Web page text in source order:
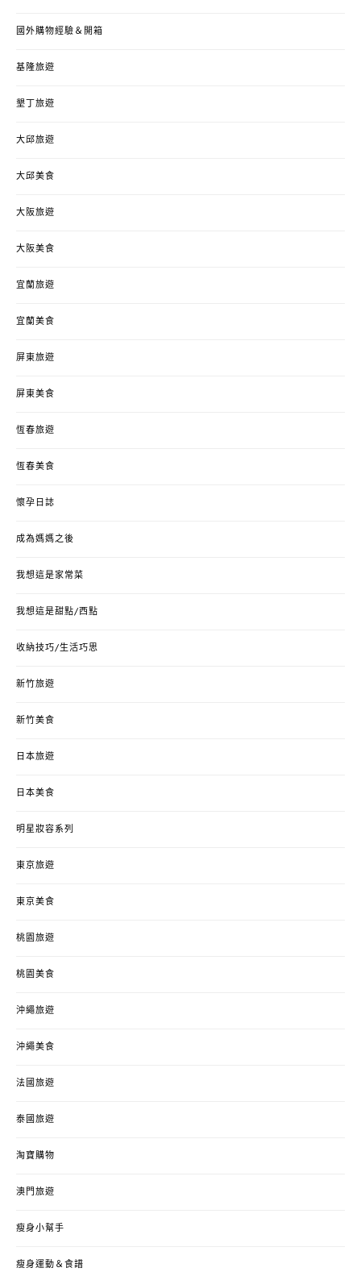
國外購物經驗＆開箱
基隆旅遊
墾丁旅遊
大邱旅遊
大邱美食
大阪旅遊
大阪美食
宜蘭旅遊
宜蘭美食
屏東旅遊
屏東美食
恆春旅遊
恆春美食
懷孕日誌
成為媽媽之後
我想這是家常菜
我想這是甜點/西點
收納技巧/生活巧思
新竹旅遊
新竹美食
日本旅遊
日本美食
明星妝容系列
東京旅遊
東京美食
桃園旅遊
桃園美食
沖繩旅遊
沖繩美食
法國旅遊
泰國旅遊
淘寶購物
澳門旅遊
瘦身小幫手
瘦身運動＆食譜